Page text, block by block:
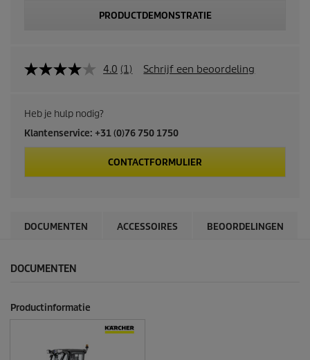
PRODUCTDEMONSTRATIE
4.0 (1) Schrijf een beoordeling
Heb je hulp nodig?
Klantenservice: +31 (0)76 750 1750
CONTACTFORMULIER
DOCUMENTEN ACCESSOIRES BEOORDELINGEN
DOCUMENTEN
Productinformatie